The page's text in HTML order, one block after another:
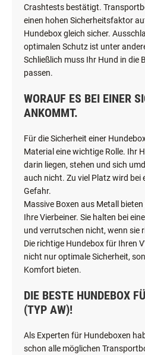
Crashtests bestätigt.
einen hohen Sicherheitsfaktor
Hundebox gleich sicher.
optimalen Schutz ist unter
Schließlich muss Ihr Hund in die
passen.
WORAUF ES BEI EINER
ANKOMMT.
Für die Sicherheit einer
Material eine wichtige Rolle. Ihr
darin liegen, stehen und sich
auch nicht. Zu viel Platz wird bei
Gefahr.
Massive Boxen aus Metall
Ihre Vierbeiner. Sie halten bei
und verrutschen nicht, wenn sie
Die richtige Hundebox für Ihren
nicht nur optimale Sicherheit,
Komfort bieten.
DIE BESTE HUNDEBOX
(TYP AW)!
Als Experten für Hundeboxen
schon alle möglichen